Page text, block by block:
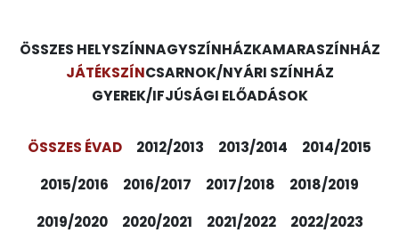
ÖSSZES HELYSZÍNNAGYSZÍNHÁZKAMARASZÍNHÁZ
JÁTÉKSZÍNCSARNOK/NYÁRI SZÍNHÁZ
GYEREK/IFJÚSÁGI ELŐADÁSOK
ÖSSZES ÉVAD 2012/2013 2013/2014
2014/2015
2015/2016
2016/2017 2017/2018
2018/2019
2019/2020
2020/2021 2021/2022
2022/2023